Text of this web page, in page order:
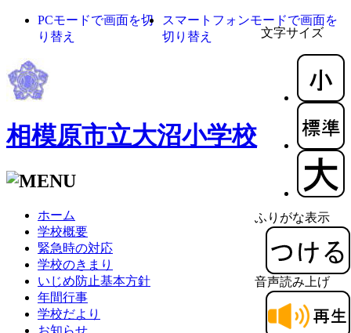
文字サイズ
ふりがな表示
音声読み上げ
PCモードで画面を切
り替え
スマートフォンモードで画面を
切り替え
相模原市立大沼小学校
ホーム
学校概要
緊急時の対応
学校のきまり
いじめ防止基本方針
年間行事
学校だより
お知らせ